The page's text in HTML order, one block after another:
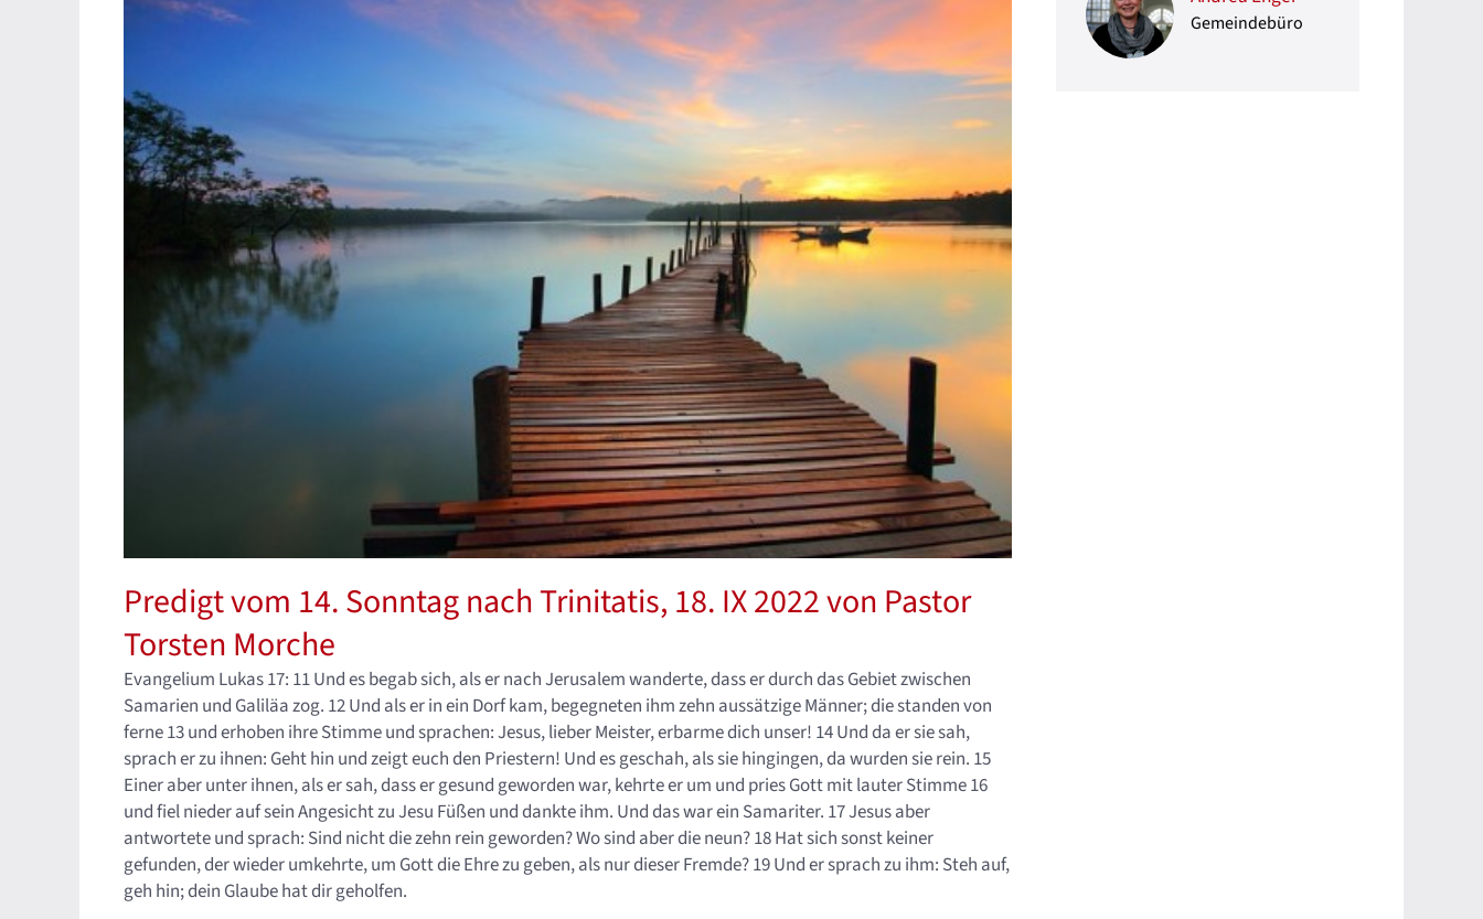
Predigt vom 14. Sonntag nach Trinitatis, 18. IX 2022 von Pastor
Torsten Morche
Evangelium Lukas 17: 11 Und es begab sich, als er nach Jerusalem wanderte, dass er durch das Gebiet zwischen
Samarien und Galiläa zog. 12 Und als er in ein Dorf kam, begegneten ihm zehn aussätzige Männer; die standen von
ferne 13 und erhoben ihre Stimme und sprachen: Jesus, lieber Meister, erbarme dich unser! 14 Und da er sie sah,
sprach er zu ihnen: Geht hin und zeigt euch den Priestern! Und es geschah, als sie hingingen, da wurden sie rein. 15
Einer aber unter ihnen, als er sah, dass er gesund geworden war, kehrte er um und pries Gott mit lauter Stimme 16
und fiel nieder auf sein Angesicht zu Jesu Füßen und dankte ihm. Und das war ein Samariter. 17 Jesus aber
antwortete und sprach: Sind nicht die zehn rein geworden? Wo sind aber die neun? 18 Hat sich sonst keiner
gefunden, der wieder umkehrte, um Gott die Ehre zu geben, als nur dieser Fremde? 19 Und er sprach zu ihm: Steh auf,
geh hin; dein Glaube hat dir geholfen.
Gemeindebüro